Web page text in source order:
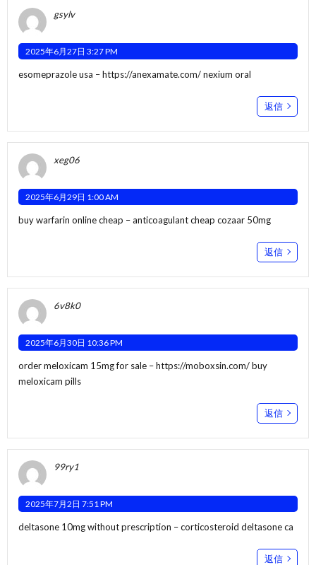
gsylv
2025年6月27日 3:27 PM
esomeprazole usa –https://anexamate.com/nexium oral
返信
xeg06
2025年6月29日 1:00 AM
buy warfarin online cheap –anticoagulantcheap cozaar 50mg
返信
6v8k0
2025年6月30日 10:36 PM
order meloxicam 15mg for sale –https://moboxsin.com/buy
meloxicam pills
返信
99ry1
2025年7月2日 7:51 PM
deltasone 10mg without prescription –corticosteroid deltasone ca
返信